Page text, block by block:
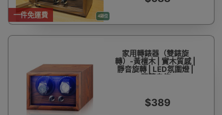
一件免運費 4錶位
家用轉錶器（雙錶旋
轉）-黃檀木 | 實木質感 |
靜音旋轉 | LED氛圍燈 |
開蓋自停
$389